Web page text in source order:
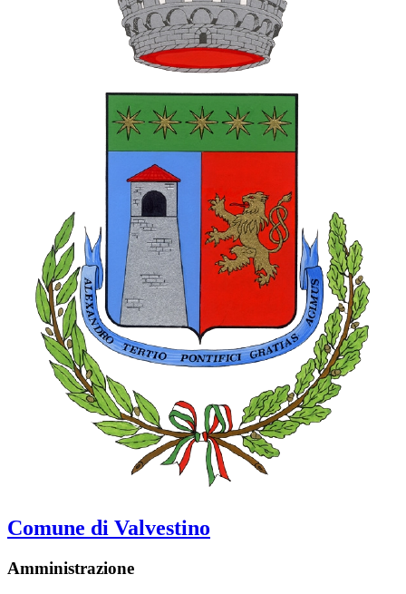
Comune di Valvestino
Amministrazione